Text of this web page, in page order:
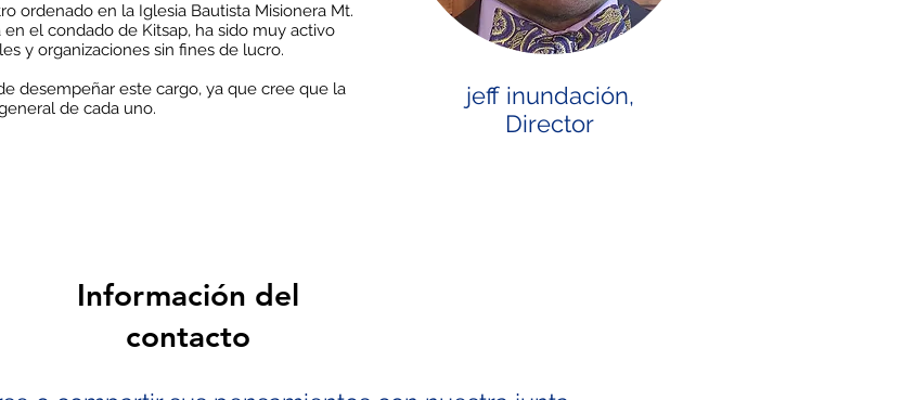
ordenado en la Iglesia Bautista Misionera Mt.
el condado de Kitsap, ha sido muy activo
y organizaciones sin fines de lucro.
desempeñar este cargo, ya que cree que la
de cada uno.
jeff inundación,
Director
Información del
contacto